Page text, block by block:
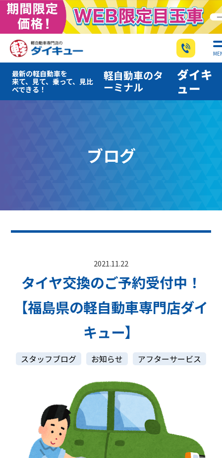
最新の軽自動車を
来て、見て、乗って、見比
べできる！
軽自動車のタ
ーミナル
ダイキ
ュー
ブログ
2021.11.22
タイヤ交換のご予約受付中！
【福島県の軽自動車専門店ダイ
キュー】
スタッフブログ お知らせ アフターサービス